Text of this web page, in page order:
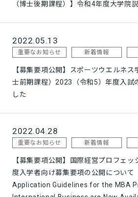
（博士後期課程）】令和4年度大学院
2022.05.13
重要なお知らせ 新着情報
【募集要項公開】スポーツウエルネ
士前期課程）2023（令和5）年度入試
した
2022.04.28
重要なお知らせ 新着情報
【募集要項公開】国際経営プロフェ
度入学者向け募集要項の公開につい
Application Guidelines for the MBA